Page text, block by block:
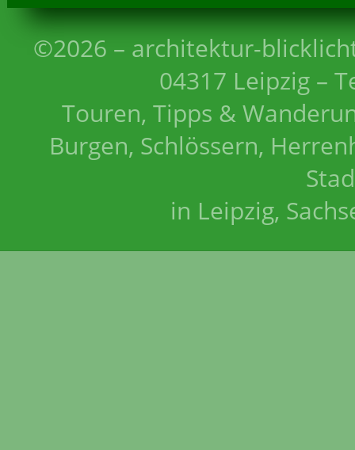
©2026 – architektur-
04317 Leipzig –
Touren, Tipps &
Burgen, Schlössern,
in Leipzig,